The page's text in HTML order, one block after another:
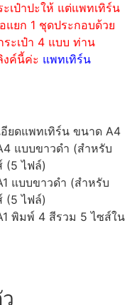
เป๋าปะให้ แต่แพทเทิร์น
แยก 1 ชุดประกอบด้วย
ระเป๋า 4 แบบ ท่าน
งค์นี้ค่ะ แพทเทิร์น
ยดแพทเทิร์น ขนาด A4
แบบขาวดำ (สำหรับ
(5 ไฟล์)
แบบขาวดำ (สำหรับ
(5 ไฟล์)
พิมพ์ 4 สีรวม 5 ไซส์ใน